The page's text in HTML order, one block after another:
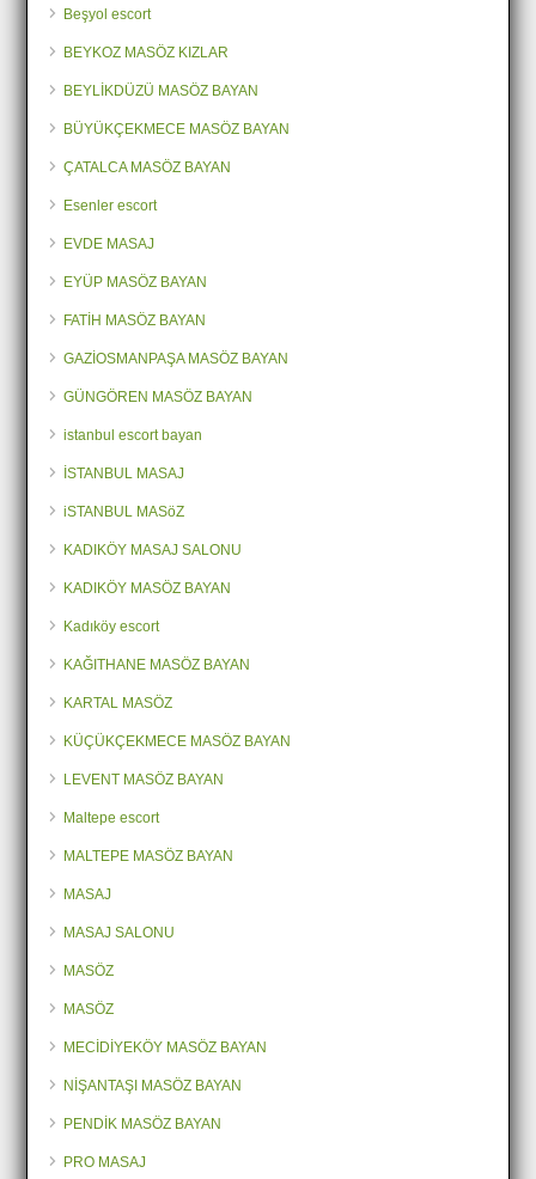
Beşyol escort
BEYKOZ MASÖZ KIZLAR
BEYLİKDÜZÜ MASÖZ BAYAN
BÜYÜKÇEKMECE MASÖZ BAYAN
ÇATALCA MASÖZ BAYAN
Esenler escort
EVDE MASAJ
EYÜP MASÖZ BAYAN
FATİH MASÖZ BAYAN
GAZİOSMANPAŞA MASÖZ BAYAN
GÜNGÖREN MASÖZ BAYAN
istanbul escort bayan
İSTANBUL MASAJ
iSTANBUL MASöZ
KADIKÖY MASAJ SALONU
KADIKÖY MASÖZ BAYAN
Kadıköy escort
KAĞITHANE MASÖZ BAYAN
KARTAL MASÖZ
KÜÇÜKÇEKMECE MASÖZ BAYAN
LEVENT MASÖZ BAYAN
Maltepe escort
MALTEPE MASÖZ BAYAN
MASAJ
MASAJ SALONU
MASÖZ
MASÖZ
MECİDİYEKÖY MASÖZ BAYAN
NİŞANTAŞI MASÖZ BAYAN
PENDİK MASÖZ BAYAN
PRO MASAJ